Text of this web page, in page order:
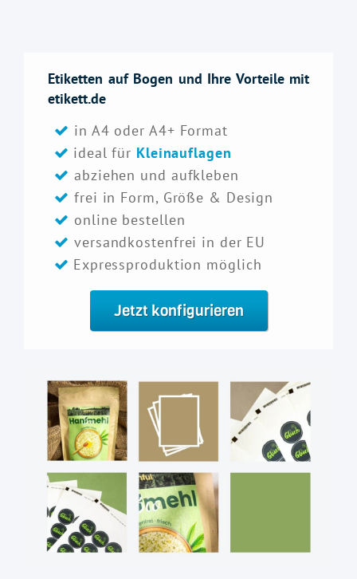
Etiketten auf Bogen und Ihre Vorteile mit
etikett.de
in A4 oder A4+ Format
ideal für Kleinauflagen
abziehen und aufkleben
frei in Form, Größe & Design
online bestellen
versandkostenfrei in der EU
Expressproduktion möglich
Jetzt konfigurieren